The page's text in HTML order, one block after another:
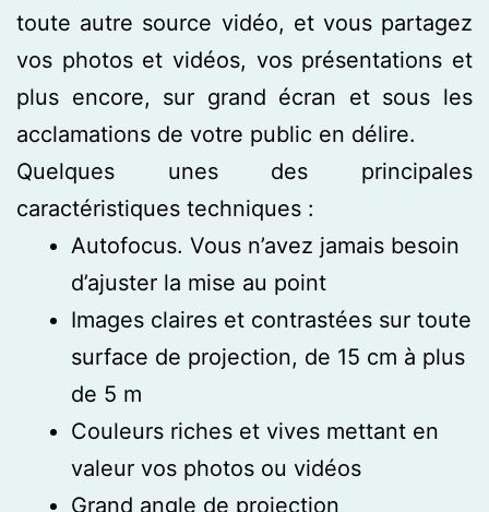
toute autre source vidéo, et vous partagez
vos photos et vidéos, vos présentations et
plus encore, sur grand écran et sous les
acclamations de votre public en délire.
Quelques unes des principales
caractéristiques techniques :
Autofocus. Vous n’avez jamais besoin
d’ajuster la mise au point
Images claires et contrastées sur toute
surface de projection, de 15 cm à plus
de 5 m
Couleurs riches et vives mettant en
valeur vos photos ou vidéos
Grand angle de projection